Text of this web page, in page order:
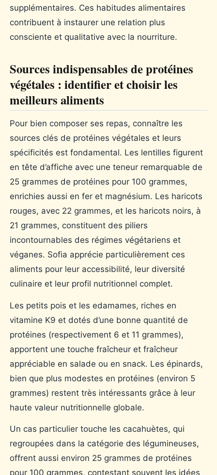
supplémentaires. Ces habitudes alimentaires
contribuent à instaurer une relation plus
consciente et qualitative avec la nourriture.
Sources indispensables de protéines
végétales : identifier et choisir les
meilleurs aliments
Pour bien composer ses repas, connaître les
sources clés de protéines végétales et leurs
spécificités est fondamental. Les lentilles figurent
en tête d’affiche avec une teneur remarquable de
25 grammes de protéines pour 100 grammes,
enrichies aussi en fer et magnésium. Les haricots
rouges, avec 22 grammes, et les haricots noirs, à
21 grammes, constituent des piliers
incontournables des régimes végétariens et
véganes. Sofia apprécie particulièrement ces
aliments pour leur accessibilité, leur diversité
culinaire et leur profil nutritionnel complet.
Les petits pois et les edamames, riches en
vitamine K9 et dotés d’une bonne quantité de
protéines (respectivement 6 et 11 grammes),
apportent une touche fraîcheur et fraîcheur
appréciable en salade ou en snack. Les épinards,
bien que plus modestes en protéines (environ 5
grammes) restent très intéressants grâce à leur
haute valeur nutritionnelle globale.
Un cas particulier touche les cacahuètes, qui
regroupées dans la catégorie des légumineuses,
offrent aussi environ 25 grammes de protéines
pour 100 grammes, contestant souvent les idées